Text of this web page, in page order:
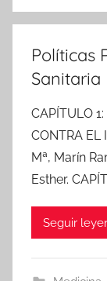
Políticas
Sanitaria
CAPÍTULO
CONTRA EL
Mª, Marín
Esther.
Seguir